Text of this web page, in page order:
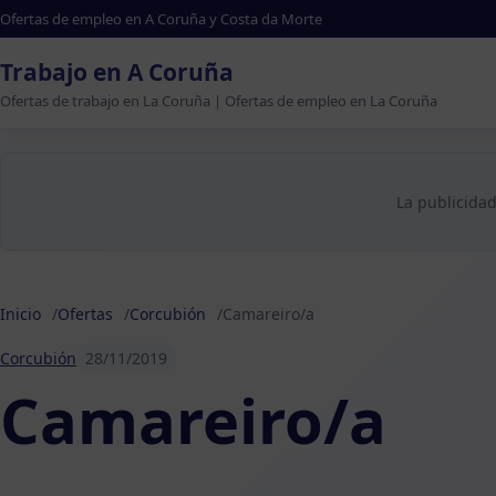
Ofertas de empleo en A Coruña y Costa da Morte
Trabajo en A Coruña
Ofertas de trabajo en La Coruña | Ofertas de empleo en La Coruña
La
Inicio Ofertas Corcubión Camareiro/a
Corcubión 28/11/2019
Camareiro/a